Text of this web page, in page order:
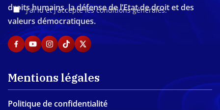
J'ai lu et j'accepte les conditions générales.
droits humains, la défense de l’Etat de droit et des
valeurs démocratiques.
Mentions légales
Politique de confidentialité